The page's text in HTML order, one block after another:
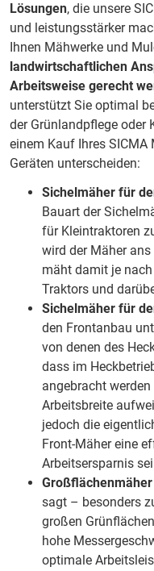
Lösungen, die unsere
und leistungsstärker
Ihnen Mähwerke und
landwirtschaftlichen
Arbeitsweise gerecht
unterstützt Sie optimal
der Grünlandpflege oder
einem Kauf Ihres
Geräten unterscheiden:
Sichelmäher für
Bauart der
für Kleintraktoren
wird der Mäher
mäht damit je
Traktors und
Sichelmäher für
den Frontanbau
von denen des
dass im
angebracht
Arbeitsbreite
jedoch die
Front-Mäher eine
Arbeitsersparnis
Großflächenmäher
sagt – besonders
großen
hohe
optimale